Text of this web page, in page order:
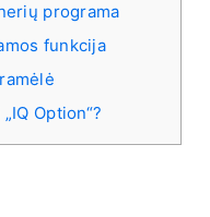
programa
funkcija
Option“?